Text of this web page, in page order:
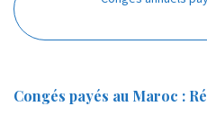
Congés payés au Maroc :